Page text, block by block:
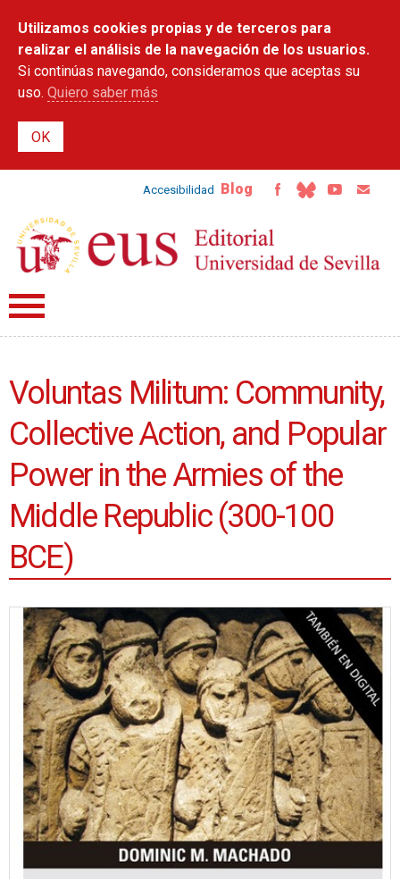
contenido
principal
Utilizamos cookies propias y de terceros para
realizar el análisis de la navegación de los usuarios.
Si continúas navegando, consideramos que aceptas su
uso. Quiero saber más
Accesibilidad Blog
Voluntas Militum: Community,
Collective Action, and Popular
Power in the Armies of the
Middle Republic (300-100
BCE)